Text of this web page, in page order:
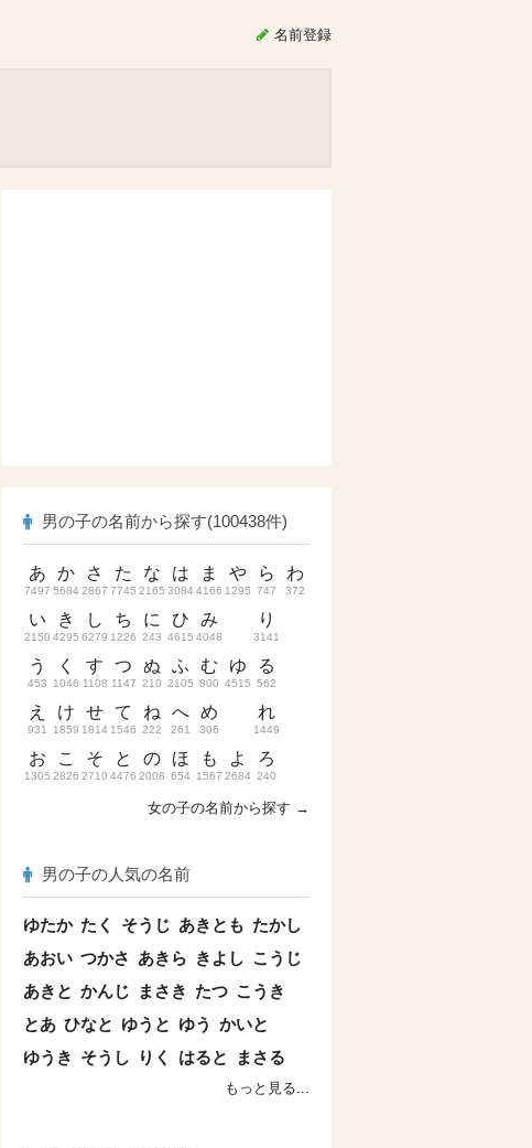
名前登録
男の子の名前から探す(100438件)
あ
7497
い
2150
う
453
え
931
お
1305
か
5684
き
4295
く
1046
け
1859
こ
2826
さ
2867
し
6279
す
1108
せ
1814
そ
2710
た
7745
ち
1226
つ
1147
て
1546
と
4476
な
2165
に
243
ぬ
210
ね
222
の
2008
は
3084
ひ
4615
ふ
2105
へ
261
ほ
654
ま
4166
み
4048
む
800
め
306
も
1567
や
1295
ゆ
4515
よ
2684
ら
747
り
3141
る
562
れ
1449
ろ
240
わ
372
女の子の名前から探す →
男の子の人気の名前
ゆたか たく そうじ あきとも たかし
あおい つかさ あきら きよし こうじ
あきと かんじ まさき たつ こうき
とあ ひなと ゆうと ゆう かいと
ゆうき そうし りく はると まさる
もっと見る...